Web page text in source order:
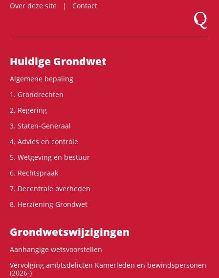
Over deze site
Contact
Logo
Hoofdnavigatie
Huidige Grondwet
Algemene bepaling
1. Grondrechten
2. Regering
3. Staten-Generaal
4. Advies en controle
5. Wetgeving en bestuur
6. Rechtspraak
7. Decentrale overheden
8. Herziening Grondwet
Grondwets­wijzigingen
Aanhangige wetsvoorstellen
Vervolging ambtsdelicten Kamerleden en bewindspersonen
(2026-)